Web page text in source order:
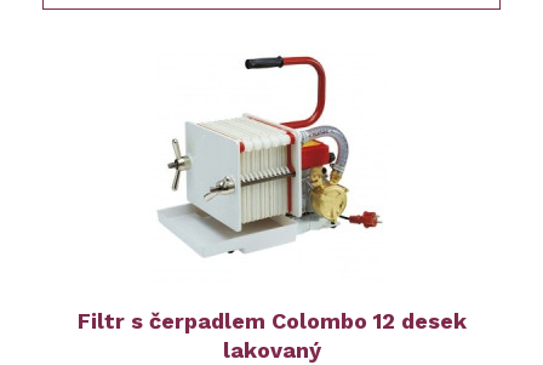
Filtr s čerpadlem Colombo 12 desek
lakovaný